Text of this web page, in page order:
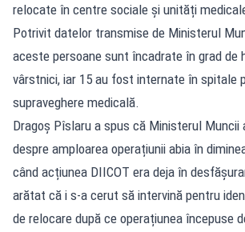
relocate în centre sociale și unități
Potrivit datelor transmise de Ministerul
aceste persoane sunt încadrate în grad de
vârstnici, iar 15 au fost internate în spitale
supraveghere medicală.
Dragoș Pîslaru a spus că Ministerul
despre amploarea operațiunii abia în
când acțiunea DIICOT era deja în
arătat că i s-a cerut să intervină pentru
de relocare după ce operațiunea începuse